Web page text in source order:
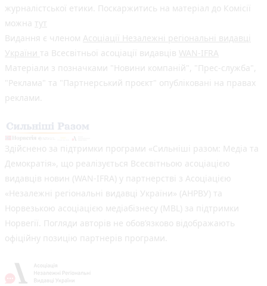
журналістської етики. Поскаржитись на матеріал до Комісії
можна тут
Видання є членом Асоціації Незалежні регіональні видавці
України та Всесвітньої асоціації видавців WAN-IFRA
Матеріали з позначками "Новини компаній", "Прес-служба",
"Реклама" та "Партнерський проєкт" опубліковані на правах
реклами.
Здійснено за підтримки програми «Сильніші разом: Медіа та
Демократія», що реалізується Всесвітньою асоціацією
видавців новин (WAN-IFRA) у партнерстві з Асоціацією
«Незалежні регіональні видавці України» (АНРВУ) та
Норвезькою асоціацією медіабізнесу (MBL) за підтримки
Норвегії. Погляди авторів не обов’язково відображають
офіційну позицію партнерів програми.